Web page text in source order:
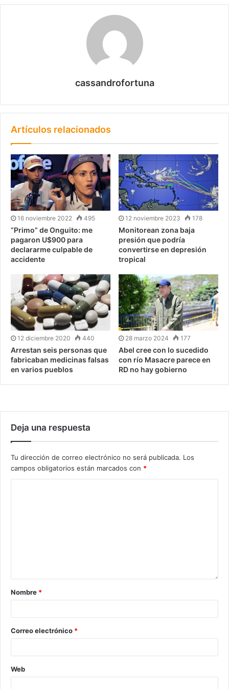
cassandrofortuna
Artículos relacionados
16 noviembre 2022 495
“Primo” de Onguito: me
pagaron U$900 para
declararme culpable de
accidente
12 noviembre 2023 178
Monitorean zona baja
presión que podría
convertirse en depresión
tropical
12 diciembre 2020 440
Arrestan seis personas que
fabricaban medicinas falsas
en varios pueblos
28 marzo 2024 177
Abel cree con lo sucedido
con río Masacre parece en
RD no hay gobierno
Deja una respuesta
Tu dirección de correo electrónico no será publicada. Los
campos obligatorios están marcados con *
Nombre *
Correo electrónico *
Web